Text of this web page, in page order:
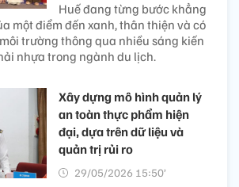
Huế đang từng bước khẳng
một điểm đến xanh, thân thiện và có
trường thông qua nhiều sáng kiến
nhựa trong ngành du lịch.
Xây dựng mô hình quản lý
an toàn thực phẩm hiện
đại, dựa trên dữ liệu và
quản trị rủi ro
29/05/2026 15:50’